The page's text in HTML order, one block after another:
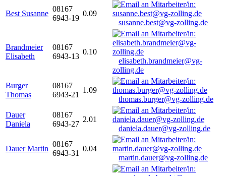
Best Susanne
08167
6943-19
0.09
susanne.best@vg-zolling.de
Brandmeier
Elisabeth
08167
6943-13
0.10
elisabeth.brandmeier@vg-
zolling.de
Burger
Thomas
08167
6943-21
1.09
thomas.burger@vg-zolling.de
Dauer
Daniela
08167
6943-27
2.01
daniela.dauer@vg-zolling.de
Dauer Martin
08167
6943-31
0.04
martin.dauer@vg-zolling.de